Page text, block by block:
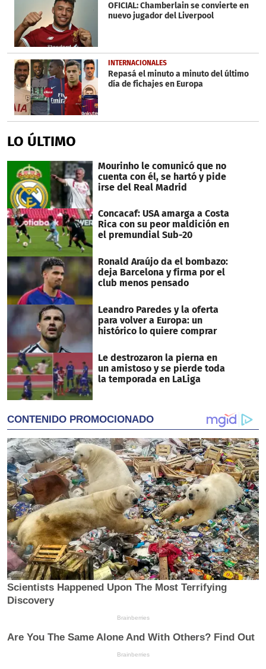
OFICIAL: Chamberlain se convierte en
nuevo jugador del Liverpool
INTERNACIONALES
Repasá el minuto a minuto del último
día de fichajes en Europa
LO ÚLTIMO
Mourinho le comunicó que no
cuenta con él, se hartó y pide
irse del Real Madrid
Concacaf: USA amarga a Costa
Rica con su peor maldición en
el premundial Sub-20
Ronald Araújo da el bombazo:
deja Barcelona y firma por el
club menos pensado
Leandro Paredes y la oferta
para volver a Europa: un
histórico lo quiere comprar
Le destrozaron la pierna en
un amistoso y se pierde toda
la temporada en LaLiga